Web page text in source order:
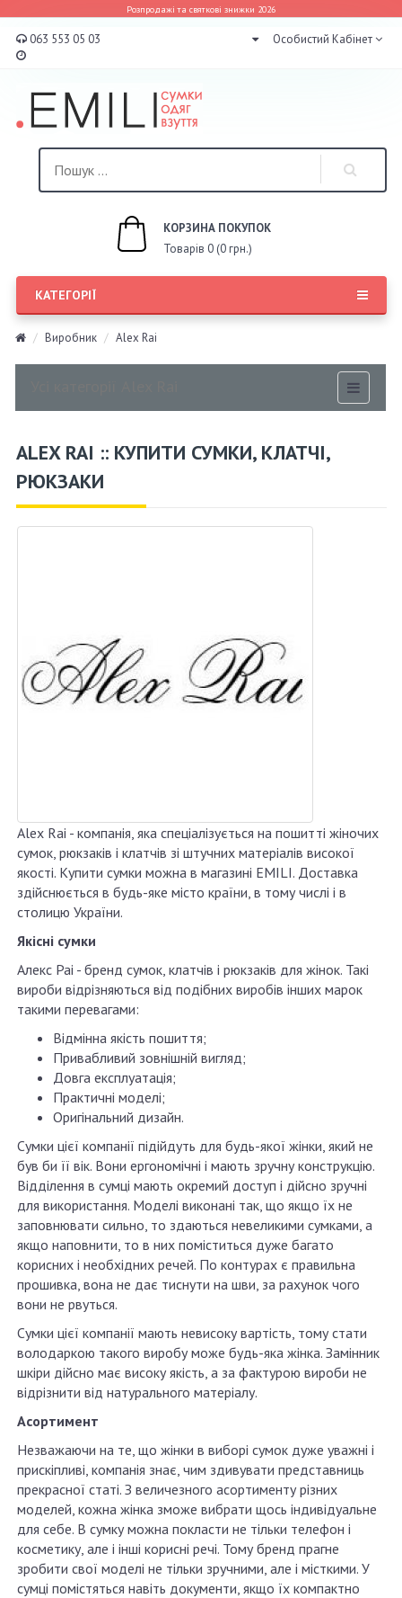
Розпродажі та святкові знижки 2026
063 553 05 03 Особистий Кабінет
КОРЗИНА ПОКУПОК
Товарів 0 (0 грн.)
КАТЕГОРІЇ
Виробник Alex Rai
ALEX RAI :: КУПИТИ СУМКИ, КЛАТЧІ,
РЮКЗАКИ
Alex Rai - компанія, яка спеціалізується на пошитті жіночих
сумок, рюкзаків і клатчів зі штучних матеріалів високої
якості. Купити сумки можна в магазині EMILI. Доставка
здійснюється в будь-яке місто країни, в тому числі і в
столицю України.
Якісні сумки
Алекс Раі - бренд сумок, клатчів і рюкзаків для жінок. Такі
вироби відрізняються від подібних виробів інших марок
такими перевагами:
Відмінна якість пошиття;
Привабливий зовнішній вигляд;
Довга експлуатація;
Практичні моделі;
Оригінальний дизайн.
Сумки цієї компанії підійдуть для будь-якої жінки, який не
був би її вік. Вони ергономічні і мають зручну конструкцію.
Відділення в сумці мають окремий доступ і дійсно зручні
для використання. Моделі виконані так, що якщо їх не
заповнювати сильно, то здаються невеликими сумками, а
якщо наповнити, то в них поміститься дуже багато
корисних і необхідних речей. По контурах є правильна
прошивка, вона не дає тиснути на шви, за рахунок чого
вони не рвуться.
Сумки цієї компанії мають невисоку вартість, тому стати
володаркою такого виробу може будь-яка жінка. Замінник
шкіри дійсно має високу якість, а за фактурою вироби не
відрізнити від натурального матеріалу.
Асортимент
Незважаючи на те, що жінки в виборі сумок дуже уважні і
прискіпливі, компанія знає, чим здивувати представниць
прекрасної статі. З величезного асортименту різних
моделей, кожна жінка зможе вибрати щось індивідуальне
для себе. В сумку можна покласти не тільки телефон і
косметику, але і інші корисні речі. Тому бренд прагне
зробити свої моделі не тільки зручними, але і місткими. У
сумці помістяться навіть документи, якщо їх компактно